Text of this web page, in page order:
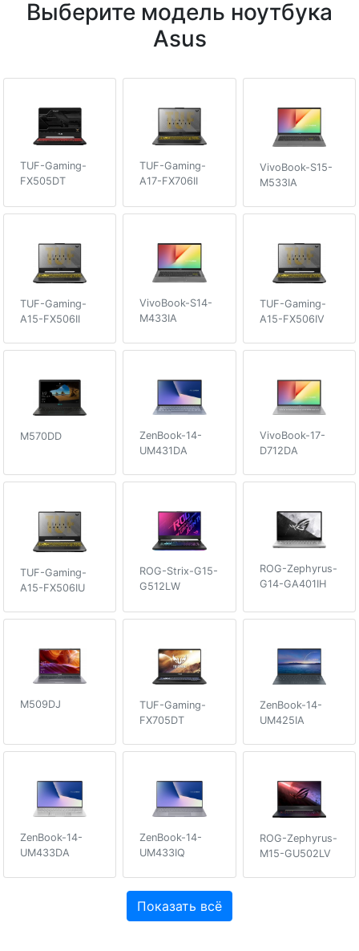
Выберите модель ноутбука
Asus
TUF-Gaming-
FX505DT
TUF-Gaming-
A17-FX706II
VivoBook-S15-
M533IA
TUF-Gaming-
A15-FX506II
VivoBook-S14-
M433IA
TUF-Gaming-
A15-FX506IV
M570DD
ZenBook-14-
UM431DA
VivoBook-17-
D712DA
TUF-Gaming-
A15-FX506IU
ROG-Strix-G15-
G512LW
ROG-Zephyrus-
G14-GA401IH
M509DJ
TUF-Gaming-
FX705DT
ZenBook-14-
UM425IA
ZenBook-14-
UM433DA
ZenBook-14-
UM433IQ
ROG-Zephyrus-
M15-GU502LV
Показать всё